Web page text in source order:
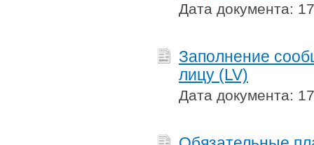
Дата документа:
Заполнение
лицу (LV)
Дата документа: